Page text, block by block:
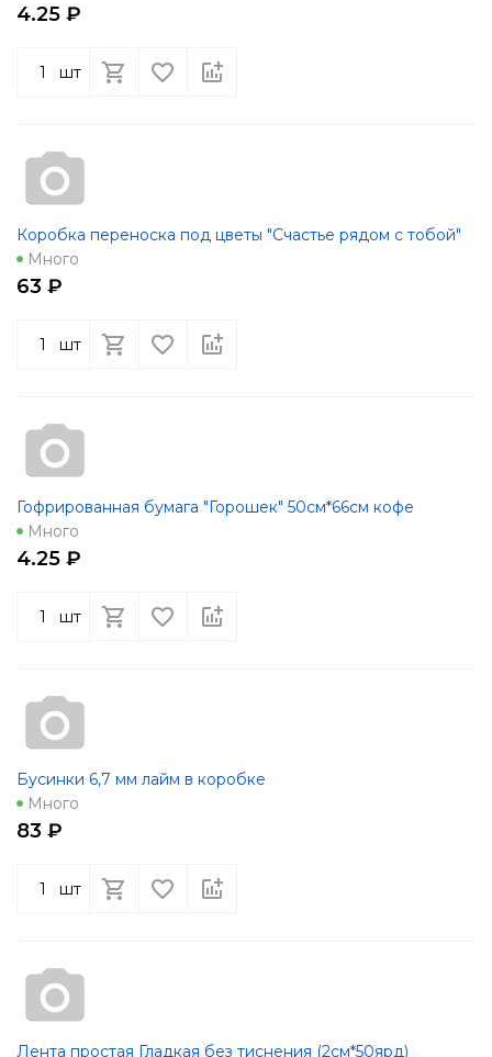
4.25 ₽
шт
Коробка переноска под цветы "Счастье рядом с тобой"
Много
63 ₽
шт
Гофрированная бумага "Горошек" 50см*66см кофе
Много
4.25 ₽
шт
Бусинки 6,7 мм лайм в коробке
Много
83 ₽
шт
Лента простая Гладкая без тиснения (2см*50ярд)